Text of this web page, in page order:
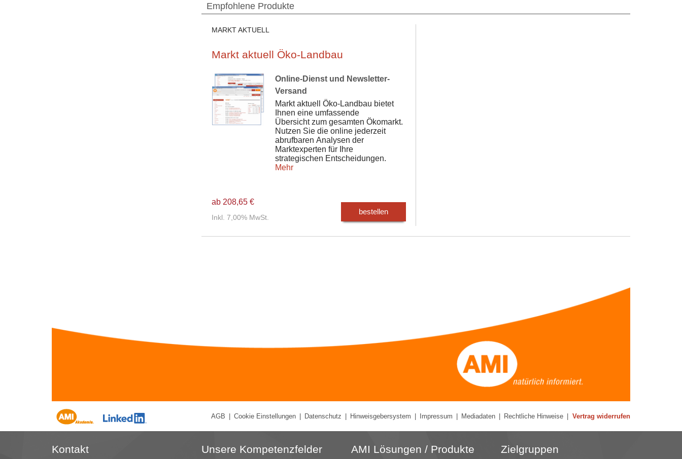
Empfohlene Produkte
MARKT AKTUELL
Markt aktuell Öko-Landbau
Online-Dienst und Newsletter-
Versand
Markt aktuell Öko-Landbau bietet
Ihnen eine umfassende
Übersicht zum gesamten Ökomarkt.
Nutzen Sie die online jederzeit
abrufbaren Analysen der
Marktexperten für Ihre
strategischen Entscheidungen.
Mehr
ab 208,65 €
Inkl. 7,00% MwSt.
bestellen
AGB Cookie Einstellungen Datenschutz Hinweisgebersystem Impressum Mediadaten Rechtliche Hinweise Vertrag widerrufen
Kontakt Unsere Kompetenzfelder AMI Lösungen / Produkte Zielgruppen